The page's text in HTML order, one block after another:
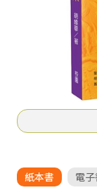
紙本書 電子